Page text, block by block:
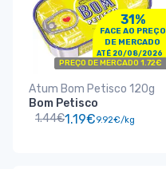
31%
FACE AO PREÇO
DE MERCADO
ATÉ 20/08/2026
PREÇO DE MERCADO 1.72€
Atum Bom Petisco 120g
Bom Petisco
1.44€1.19€9.92€/kg